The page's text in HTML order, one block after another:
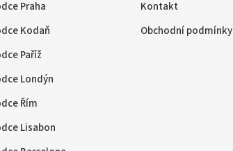
Praha
Kodaň
Paříž
Londýn
Řím
Lisabon
Kontakt
Obchodní podmínky